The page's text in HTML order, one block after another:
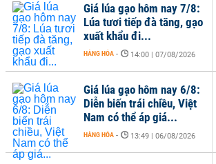
Giá lúa gạo hôm nay 7/8:
Lúa tươi tiếp đà tăng, gạo
xuất khẩu đi...
HÀNG HÓA - 14:00 | 07/08/2026
Giá lúa gạo hôm nay 6/8:
Diễn biến trái chiều, Việt
Nam có thể áp giá...
HÀNG HÓA - 13:49 | 06/08/2026